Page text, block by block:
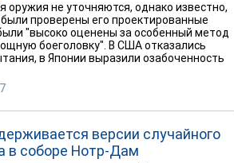
оружия не уточняются, однако известно,
проверены его проектированные
"высоко оценены за особенный метод
боеголовку". В США отказались
в Японии выразили озабоченность
версии случайного
в соборе Нотр-Дам